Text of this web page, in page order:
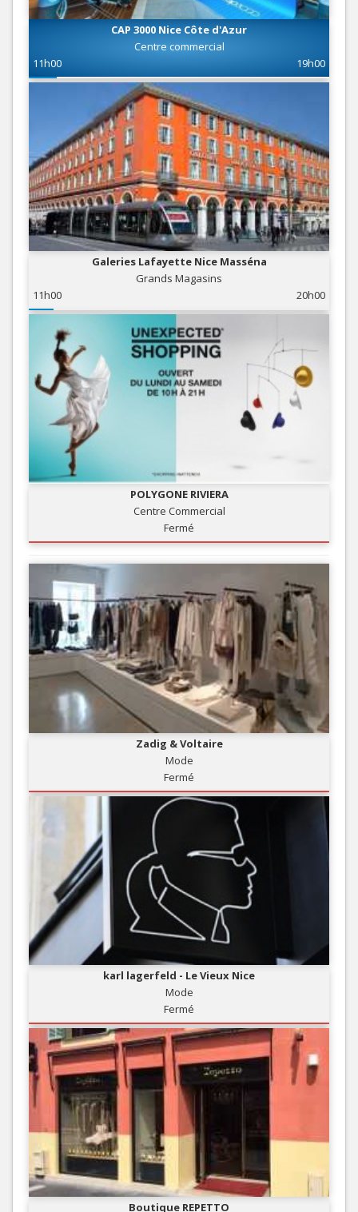
CAP 3000 Nice Côte d'Azur
Centre commercial
11h00
19h00
Galeries Lafayette Nice Masséna
Grands Magasins
11h00
20h00
POLYGONE RIVIERA
Centre Commercial
Fermé
Zadig & Voltaire
Mode
Fermé
karl lagerfeld - Le Vieux Nice
Mode
Fermé
Boutique REPETTO